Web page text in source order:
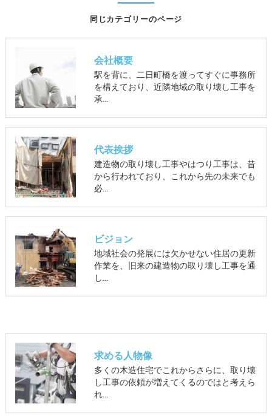
同じカテゴリーのページ
会社概要
駅を背に、二日町橋を渡ってすぐに事務所
を構えており、近隣地域の取り壊し工事を
承…
代表挨拶
建造物の取り壊し工事やはつり工事は、昔
から行われており、これから先の未来でも
必…
ビジョン
地域社会の発展には欠かせない住居の更新
作業を、旧来の建造物の取り壊し工事を通
し…
求める人物像
多くの木造住宅でこれからさらに、取り壊
し工事の依頼が増えてくるのではと考えら
れ…